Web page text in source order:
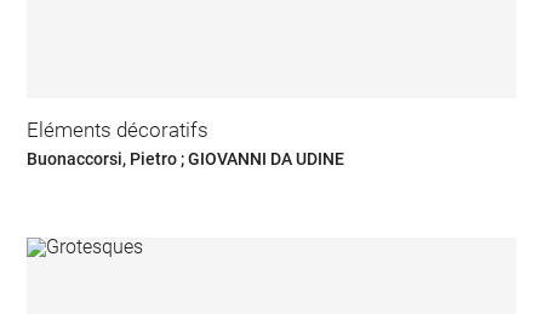
Eléments décoratifs
Buonaccorsi, Pietro ; GIOVANNI DA UDINE